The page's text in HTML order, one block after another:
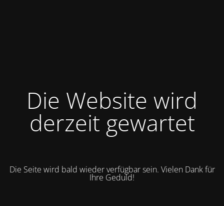
Die Website wird
derzeit gewartet
Die Seite wird bald wieder verfügbar sein. Vielen Dank für
Ihre Geduld!